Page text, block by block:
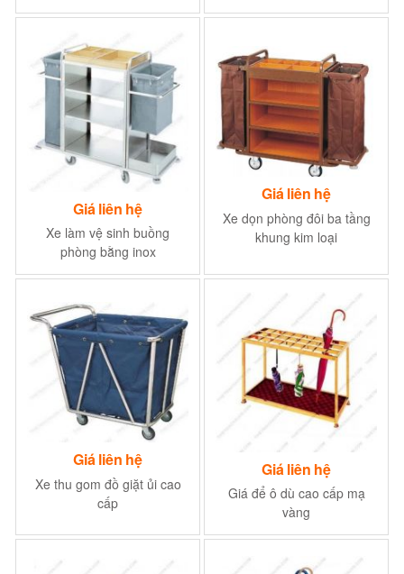
Giá liên hệ
Xe làm vệ sinh buồng
phòng bằng inox
Giá liên hệ
Xe dọn phòng đôi ba tầng
khung kim loại
Giá liên hệ
Xe thu gom đồ giặt ủi cao
cấp
Giá liên hệ
Giá để ô dù cao cấp mạ
vàng